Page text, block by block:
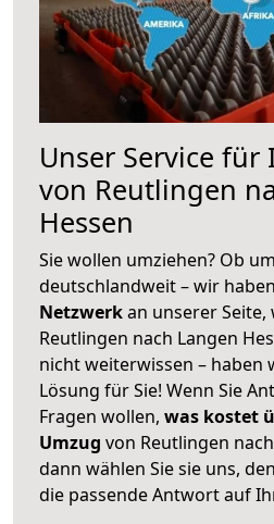
Unser Service
von Reutlingen
Hessen
Sie wollen umziehen? Ob
deutschlandweit – wir
Netzwerkan unserer Seite,
Reutlingen nach Langen
nicht weiterwissen – haben
Lösung für Sie! Wenn Sie
Fragen wollen, was kostet
Umzug von Reutlingen
dann wählen Sie sie uns,
die passende Antwort auf